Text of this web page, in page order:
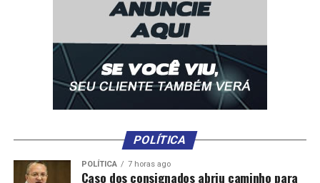
POLÍTICA
POLÍTICA 7 horas ago
Caso dos consignados abriu caminho para